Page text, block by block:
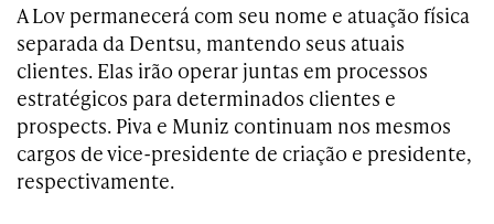
A Lov permanecerá com seu nome e atuação física
separada da Dentsu, mantendo seus atuais
clientes. Elas irão operar juntas em processos
estratégicos para determinados clientes e
prospects. Piva e Muniz continuam nos mesmos
cargos de vice-presidente de criação e presidente,
respectivamente.